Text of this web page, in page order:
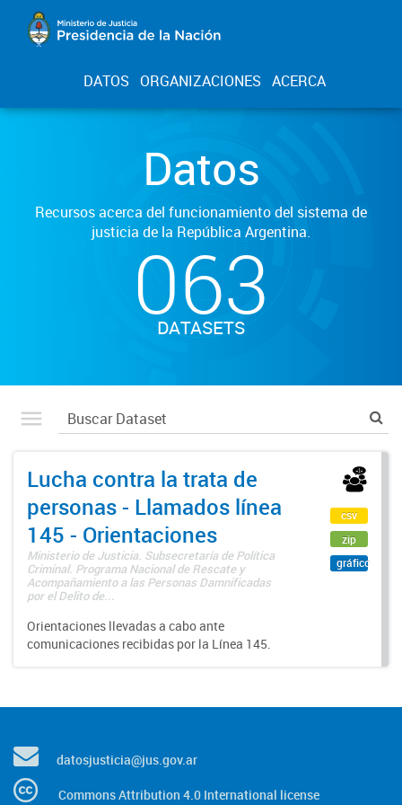
DATOS ORGANIZACIONES ACERCA
Datos
Recursos acerca del funcionamiento del sistema de
justicia de la República Argentina.
063
DATASETS
Lucha contra la trata de
personas - Llamados línea
145 - Orientaciones
Ministerio de Justicia. Subsecretaría de Política
Criminal. Programa Nacional de Rescate y
Acompañamiento a las Personas Damnificadas
por el Delito de...
Orientaciones llevadas a cabo ante
comunicaciones recibidas por la Línea 145.
csv
zip
gráfico
datosjusticia@jus.gov.ar
Commons Attribution 4.0 International license